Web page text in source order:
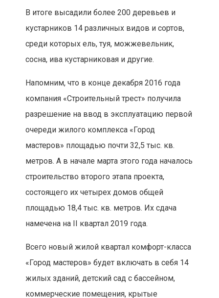
В итоге высадили более 200 деревьев и
кустарников 14 различных видов и сортов,
среди которых ель, туя, можжевельник,
сосна, ива кустарниковая и другие.
Напомним, что в конце декабря 2016 года
компания «Строительный трест» получила
разрешение на ввод в эксплуатацию первой
очереди жилого комплекса «Город
мастеров» площадью почти 32,5 тыс. кв.
метров. А в начале марта этого года началось
строительство второго этапа проекта,
состоящего их четырех домов общей
площадью 18,4 тыс. кв. метров. Их сдача
намечена на II квартал 2019 года.
Всего новый жилой квартал комфорт-класса
«Город мастеров» будет включать в себя 14
жилых зданий, детский сад с бассейном,
коммерческие помещения, крытые